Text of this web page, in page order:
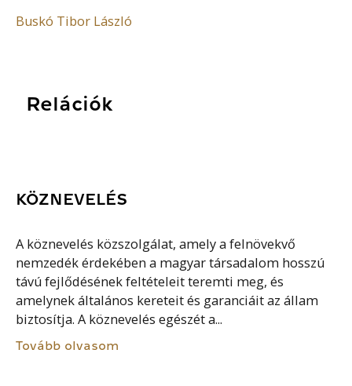
Buskó Tibor László
Relációk
KÖZNEVELÉS
A köznevelés közszolgálat, amely a felnövekvő
nemzedék érdekében a magyar társadalom hosszú
távú fejlődésének feltételeit teremti meg, és
amelynek általános kereteit és garanciáit az állam
biztosítja. A köznevelés egészét a...
Tovább olvasom